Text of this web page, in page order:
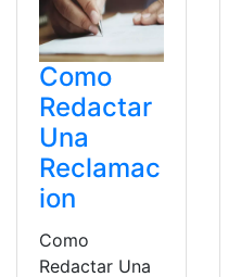
Como
Redactar
Una
Reclamac
ion
Como
Redactar Una